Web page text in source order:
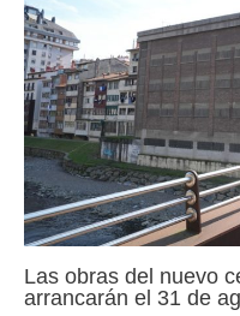
Las obras del nuevo
arrancarán el 31 de